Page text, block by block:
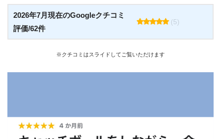
2026年7月現在のGoogleクチコミ
評価/62件
(5)
※クチコミはスライドしてご覧いただけます